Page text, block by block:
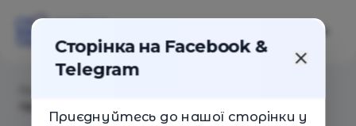
Сторінка на Facebook &
Telegram
Приєднуйтесь до нашої сторінки у